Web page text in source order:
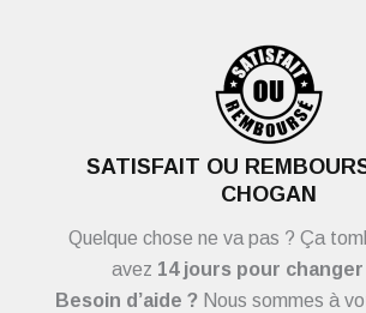
SATISFAIT OU
CHOGAN
Quelque chose ne va pas ? Ça
avez 14 jours pour changer
Besoin d’aide ? Nous sommes à